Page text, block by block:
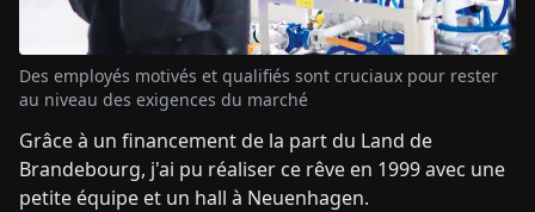
Des employés motivés et qualifiés sont cruciaux pour rester
au niveau des exigences du marché
Grâce à un financement de la part du Land de
Brandebourg, j'ai pu réaliser ce rêve en 1999 avec une
petite équipe et un hall à Neuenhagen.